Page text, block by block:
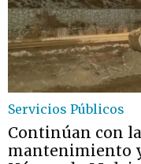
Servicios Públicos
Continúan con
mantenimiento